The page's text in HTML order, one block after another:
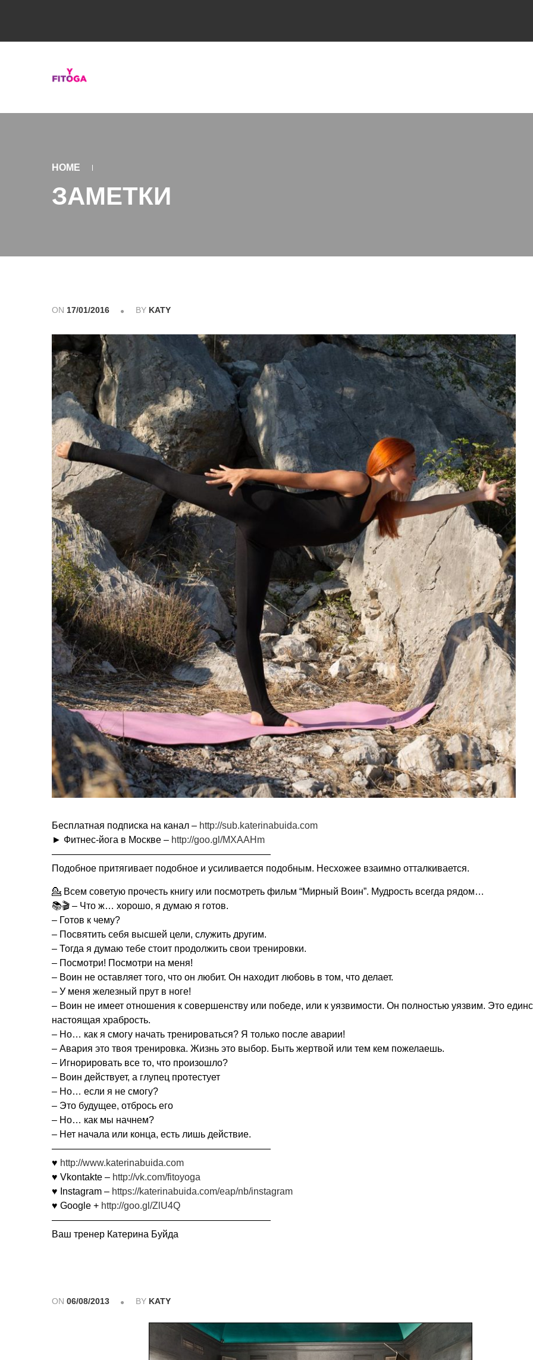
HOME
ЗАМЕТКИ
ON 17/01/2016 BY KATY
Бесплатная подписка на канал – http://sub.katerinabuida.com
► Фитнес-йога в Москве – http://goo.gl/MXAAHm
———————————————————————
Подобное притягивает подобное и усиливается подобным. Несхожее взаимно отталкивается.
💁 Всем советую прочесть книгу или посмотреть фильм “Мирный Воин”. Мудрость всегда рядом…
📚🎬 – Что ж… хорошо, я думаю я готов.
– Готов к чему?
– Посвятить себя высшей цели, служить другим.
– Тогда я думаю тебе стоит продолжить свои тренировки.
– Посмотри! Посмотри на меня!
– Воин не оставляет того, что он любит. Он находит любовь в том, что делает.
– У меня железный прут в ноге!
– Воин не имеет отношения к совершенству или победе, или к уязвимости. Он полностью уязвим. Это
настоящая храбрость.
– Но… как я смогу начать тренироваться? Я только после аварии!
– Авария это твоя тренировка. Жизнь это выбор. Быть жертвой или тем кем пожелаешь.
– Игнорировать все то, что произошло?
– Воин действует, а глупец протестует
– Но… если я не смогу?
– Это будущее, отбрось его
– Но… как мы начнем?
– Нет начала или конца, есть лишь действие.
———————————————————————
♥ http://www.katerinabuida.com
♥ Vkontakte – http://vk.com/fitoyoga
♥ Instagram – https://katerinabuida.com/eap/nb/instagram
♥ Google + http://goo.gl/ZlU4Q
———————————————————————
Ваш тренер Катерина Буйда
ON 06/08/2013 BY KATY